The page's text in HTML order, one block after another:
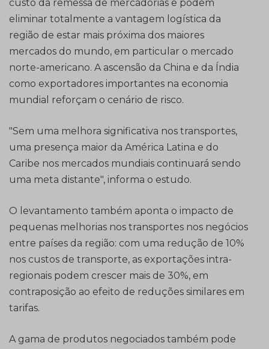
custo da remessa de mercadorias e podem
eliminar totalmente a vantagem logística da
região de estar mais próxima dos maiores
mercados do mundo, em particular o mercado
norte-americano. A ascensão da China e da Índia
como exportadores importantes na economia
mundial reforçam o cenário de risco.
"Sem uma melhora significativa nos transportes,
uma presença maior da América Latina e do
Caribe nos mercados mundiais continuará sendo
uma meta distante", informa o estudo.
O levantamento também aponta o impacto de
pequenas melhorias nos transportes nos negócios
entre países da região: com uma redução de 10%
nos custos de transporte, as exportações intra-
regionais podem crescer mais de 30%, em
contraposição ao efeito de reduções similares em
tarifas.
A gama de produtos negociados também pode